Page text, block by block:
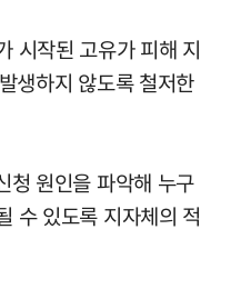
시작된 고유가 피해 지
생하지 않도록 철저한
청 원인을 파악해 누구
수 있도록 지자체의 적